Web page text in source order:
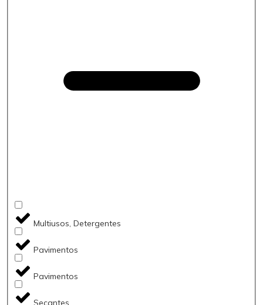
Multiusos, Detergentes
Pavimentos
Pavimentos
Secantes